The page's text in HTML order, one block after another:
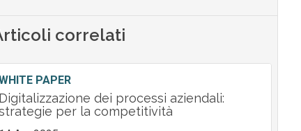
correlati
PAPER
Digitalizzazione dei processi aziendali:
per la competitività